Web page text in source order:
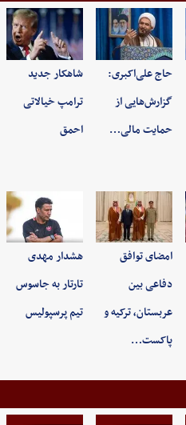
حاج علی‌اکبری:
گزارش‌هایی از
حمایت مالی…
شاهکار جدید
ترامپ خیالاتی
احمق
امضای توافق
دفاعی بین
عربستان، ترکیه و
پاکست…
هشدار مهدی
تارتار به جاسوس
تیم پرسپولیس